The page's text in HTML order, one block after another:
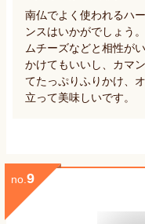
南仏でよく使われるハ
ンスはいかがでしょう
ムチーズなどと相性が
かけてもいいし、カマ
てたっぷりふりかけ、
立って美味しいです。
no. 9